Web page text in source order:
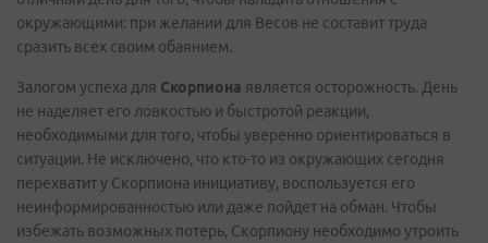
окружающими: при желании для Весов не составит труда
сразить всех своим обаянием.
Залогом успеха для Скорпиона является осторожность. День
не наделяет его ловкостью и быстротой реакции,
необходимыми для того, чтобы уверенно ориентироваться в
ситуации. Не исключено, что кто-то из окружающих сегодня
перехватит у Скорпиона инициативу, воспользуется его
неинформированностью или даже пойдет на обман. Чтобы
избежать возможных потерь, Скорпиону необходимо утроить